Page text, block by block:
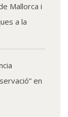
Mallorca i
a la
en